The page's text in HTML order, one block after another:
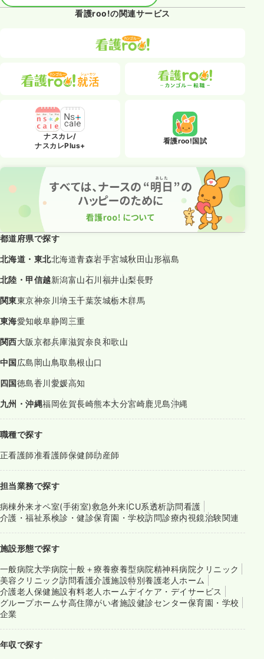
看護roo!の関連サービス
ナスカレ/
ナスカレPlus+
看護roo!国試
都道府県で探す
北海道・東北北海道青森岩手宮城秋田山形福島
北陸・甲信越新潟富山石川福井山梨長野
関東東京神奈川埼玉千葉茨城栃木群馬
東海愛知岐阜静岡三重
関西大阪京都兵庫滋賀奈良和歌山
中国広島岡山鳥取島根山口
四国徳島香川愛媛高知
九州・沖縄福岡佐賀長崎熊本大分宮崎鹿児島沖縄
職種で探す
正看護師准看護師保健師助産師
担当業務で探す
病棟外来オペ室(手術室)救急外来ICU系透析訪問看護
介護・福祉系検診・健診保育園・学校訪問診療内視鏡治験関連
施設形態で探す
一般病院大学病院一般＋療養療養型病院精神科病院クリニック
美容クリニック訪問看護介護施設特別養護老人ホーム
介護老人保健施設有料老人ホームデイケア・デイサービス
グループホームサ高住障がい者施設健診センター保育園・学校
企業
年収で探す